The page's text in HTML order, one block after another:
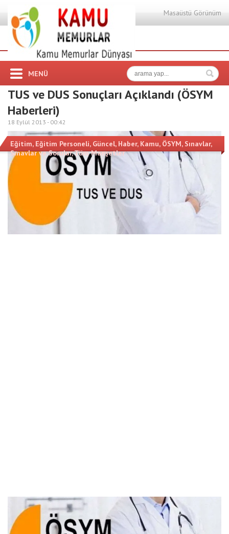
Masaüstü Görünüm
MENÜ
TUS ve DUS Sonuçları Açıklandı (ÖSYM
Haberleri)
18 Eylül 2013 - 00:42
Eğitim, Eğitim Personeli, Güncel, Haber, Kamu, ÖSYM, Sınavlar,
Sınavlar ve Sorular,Tüm Manşetler